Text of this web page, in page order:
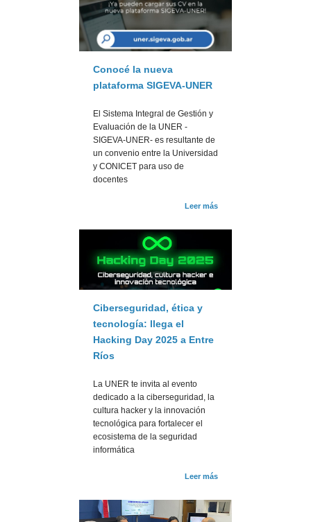
Conocé la nueva
plataforma SIGEVA-UNER
El Sistema Integral de Gestión y
Evaluación de la UNER -
SIGEVA-UNER- es resultante de
un convenio entre la Universidad
y CONICET para uso de
docentes
Leer más
Ciberseguridad, ética y
tecnología: llega el
Hacking Day 2025 a Entre
Ríos
La UNER te invita al evento
dedicado a la ciberseguridad, la
cultura hacker y la innovación
tecnológica para fortalecer el
ecosistema de la seguridad
informática
Leer más